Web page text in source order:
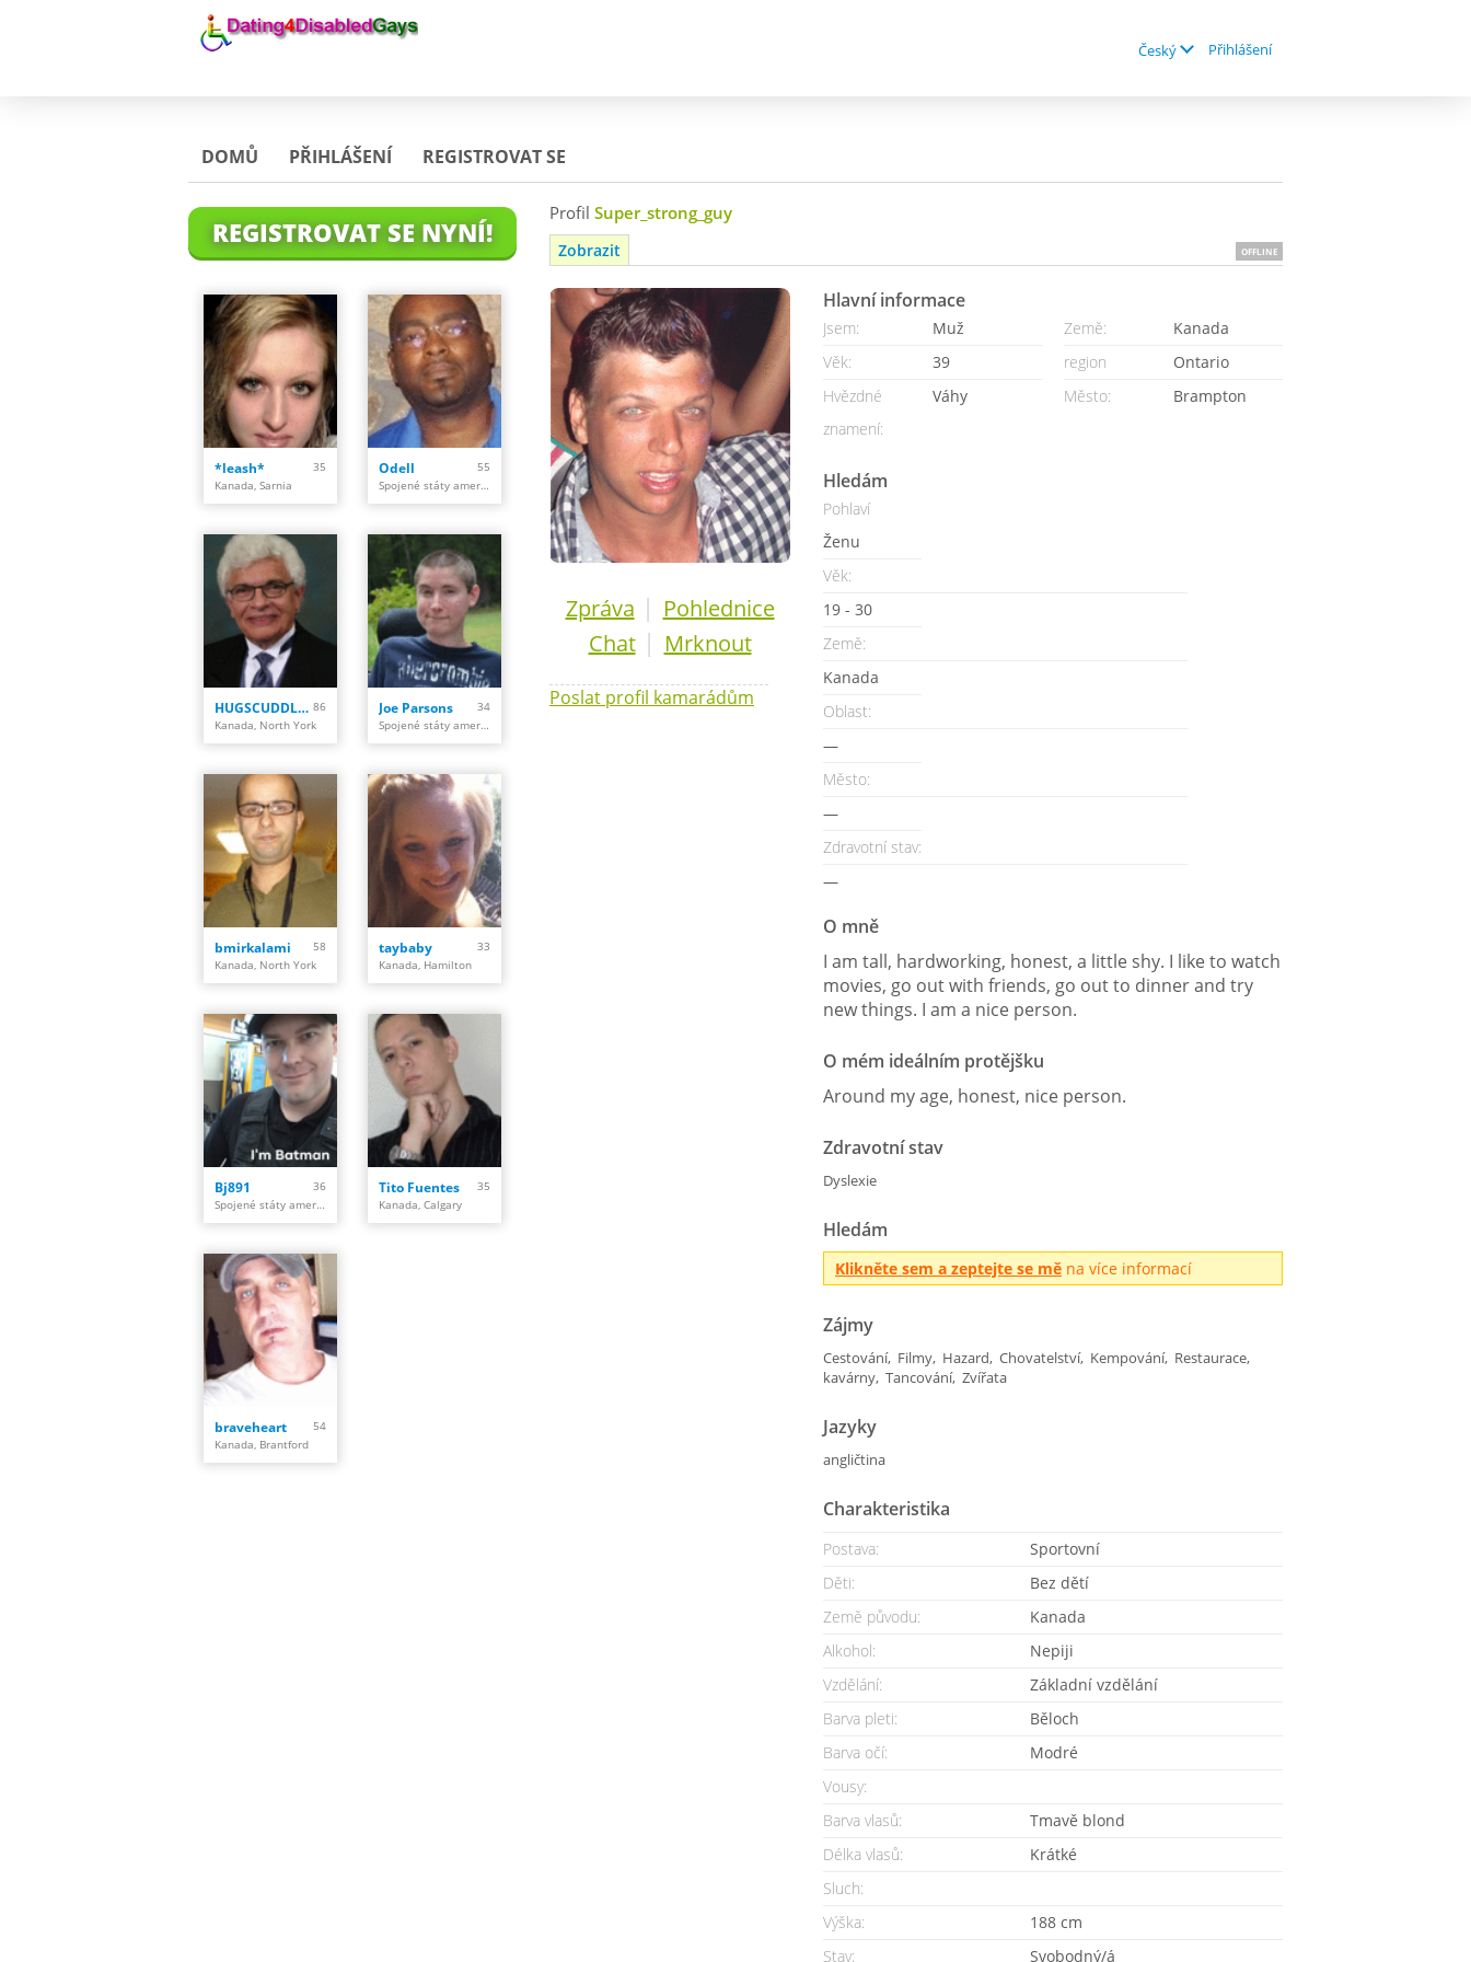
Český Přihlášení
DOMŮ PŘIHLÁŠENÍ REGISTROVAT SE
REGISTROVAT SE NYNÍ!
*leash*
35
Kanada, Sarnia
Odell
55
Spojené státy americké, Conyers
HUGSCUDDLES101 86
Kanada, North York
Joe Parsons
34
Spojené státy americké, Searcy
bmirkalami
58
Kanada, North York
taybaby
33
Kanada, Hamilton
Bj891
36
Spojené státy americké, Marana
Tito Fuentes
35
Kanada, Calgary
braveheart
54
Kanada, Brantford
Profil Super_strong_guy
Zobrazit OFFLINE
Zpráva | Pohlednice
Chat| Mrknout
Poslat profil kamarádům
Hlavní informace
Jsem:
Muž
Věk:
39
Hvězdné
znamení:
Váhy
Země:
Kanada
region
Ontario
Město:
Brampton
Hledám
Pohlaví
Ženu
Věk:
19 - 30
Země:
Kanada
Oblast:
—
Město:
—
Zdravotní stav:
—
O mně
I am tall, hardworking, honest, a little shy. I like to watch
movies, go out with friends, go out to dinner and try
new things. I am a nice person.
O mém ideálním protějšku
Around my age, honest, nice person.
Zdravotní stav
Dyslexie
Hledám
Klikněte sem a zeptejte se mě na více informací
Zájmy
Cestování, Filmy, Hazard, Chovatelství, Kempování, Restaurace,
kavárny, Tancování, Zvířata
Jazyky
angličtina
Charakteristika
Postava:
Sportovní
Děti:
Bez dětí
Země původu:
Kanada
Alkohol:
Nepiji
Vzdělání:
Základní vzdělání
Barva pleti:
Běloch
Barva očí:
Modré
Vousy:
Barva vlasů:
Tmavě blond
Délka vlasů:
Krátké
Sluch:
Výška:
188 cm
Stav:
Svobodný/á